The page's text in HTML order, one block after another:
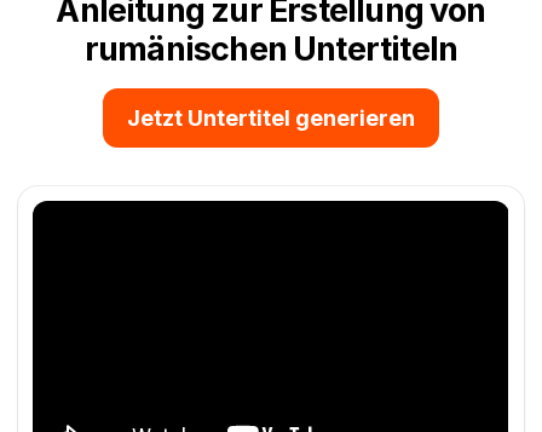
Anleitung zur Erstellung von
rumänischen Untertiteln
Jetzt Untertitel generieren